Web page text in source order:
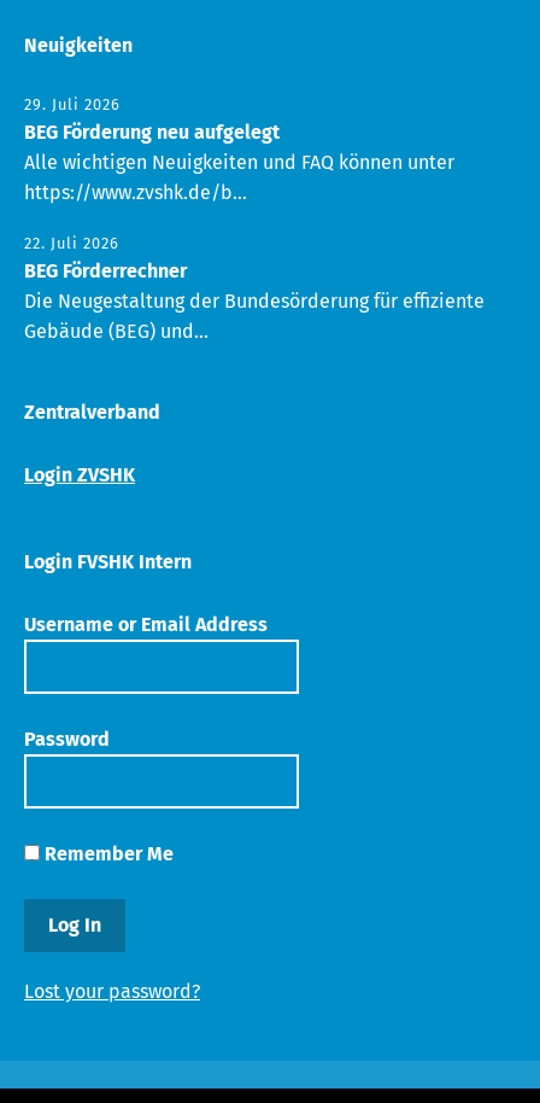
Neuigkeiten
29. Juli 2026
BEG Förderung neu aufgelegt
Alle wichtigen Neuigkeiten und FAQ können unter
https://www.zvshk.de/b...
22. Juli 2026
BEG Förderrechner
Die Neugestaltung der Bundesörderung für effiziente
Gebäude (BEG) und...
Zentralverband
Login ZVSHK
Login FVSHK Intern
Username or Email Address
Password
Remember Me
Lost your password?